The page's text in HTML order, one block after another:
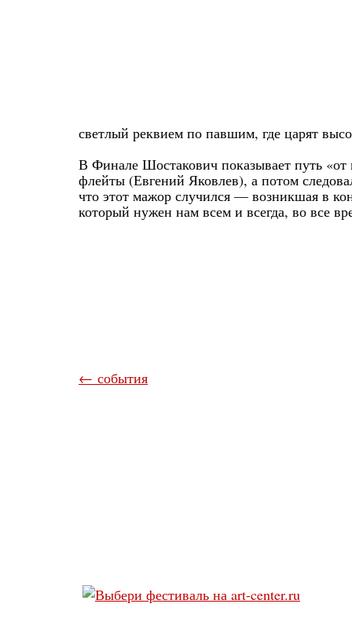
светлый реквием по павшим, где царят
В Финале Шостакович показывает путь «от
флейты (Евгений Яковлев), а потом
что этот мажор случился — возникшая в
который нужен нам всем и всегда, во все
← события